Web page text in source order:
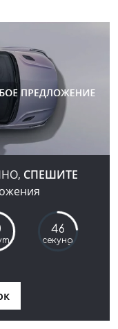
СПЕШИТЕ
45
секунд